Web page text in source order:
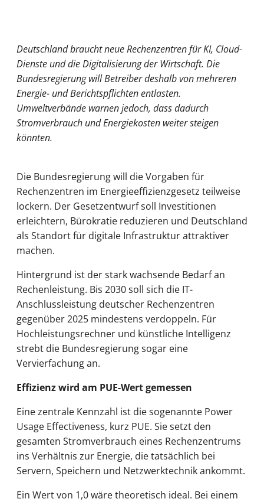
Deutschland braucht neue Rechenzentren für KI, Cloud-
Dienste und die Digitalisierung der Wirtschaft. Die
Bundesregierung will Betreiber deshalb von mehreren
Energie- und Berichtspflichten entlasten.
Umweltverbände warnen jedoch, dass dadurch
Stromverbrauch und Energiekosten weiter steigen
könnten.
Die Bundesregierung will die Vorgaben für
Rechenzentren im Energieeffizienzgesetz teilweise
lockern. Der Gesetzentwurf soll Investitionen
erleichtern, Bürokratie reduzieren und Deutschland
als Standort für digitale Infrastruktur attraktiver
machen.
Hintergrund ist der stark wachsende Bedarf an
Rechenleistung. Bis 2030 soll sich die IT-
Anschlussleistung deutscher Rechenzentren
gegenüber 2025 mindestens verdoppeln. Für
Hochleistungsrechner und künstliche Intelligenz
strebt die Bundesregierung sogar eine
Vervierfachung an.
Effizienz wird am PUE-Wert gemessen
Eine zentrale Kennzahl ist die sogenannte Power
Usage Effectiveness, kurz PUE. Sie setzt den
gesamten Stromverbrauch eines Rechenzentrums
ins Verhältnis zur Energie, die tatsächlich bei
Servern, Speichern und Netzwerktechnik ankommt.
Ein Wert von 1,0 wäre theoretisch ideal. Bei einem